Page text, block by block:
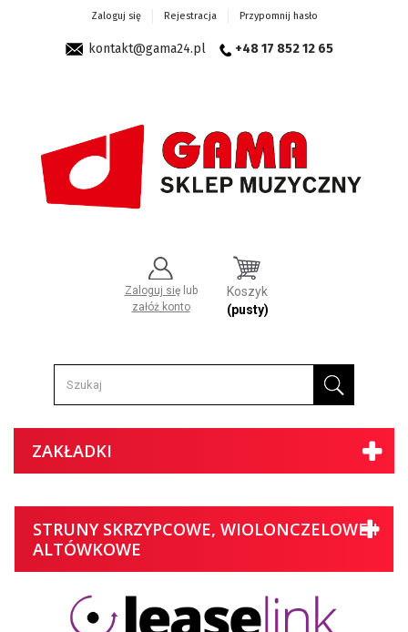
Zaloguj się Rejestracja Przypomnij hasło
kontakt@gama24.pl +48 17 852 12 65
Zaloguj się lub
załóż konto
Koszyk
(pusty)
ZAKŁADKI
STRUNY SKRZYPCOWE, WIOLONCZELOWE I
ALTÓWKOWE